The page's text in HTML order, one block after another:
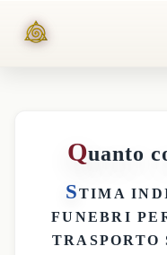
Quanto
STIMA
FUNEBRI
TRASPORTO